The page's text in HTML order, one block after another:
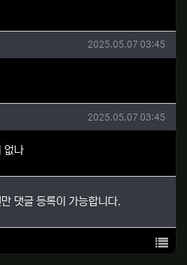
글 작성일
2025.05.07 03:45
글 작성일
2025.05.07 03:45
없나
댓글 등록이 가능합니다.
목록